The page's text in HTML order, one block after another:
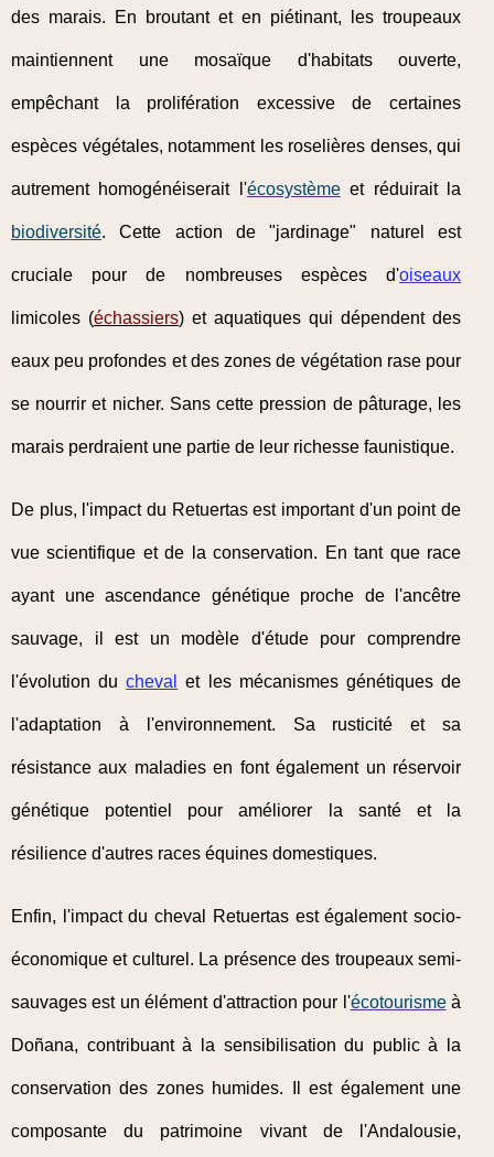
des marais. En broutant et en piétinant, les troupeaux
maintiennent une mosaïque d'habitats ouverte,
empêchant la prolifération excessive de certaines
espèces végétales, notamment les roselières denses, qui
autrement homogénéiserait l'écosystèmeet réduirait la
biodiversité. Cette action de "jardinage" naturel est
cruciale pour de nombreuses espèces d'oiseaux
limicoles (échassiers) et aquatiques qui dépendent des
eaux peu profondes et des zones de végétation rase pour
se nourrir et nicher. Sans cette pression de pâturage, les
marais perdraient une partie de leur richesse faunistique.
De plus, l'impact du Retuertas est important d'un point de
vue scientifique et de la conservation. En tant que race
ayant une ascendance génétique proche de l'ancêtre
sauvage, il est un modèle d'étude pour comprendre
l'évolution ducheval et les mécanismes génétiques de
l'adaptation à l'environnement. Sa rusticité et sa
résistance aux maladies en font également un réservoir
génétique potentiel pour améliorer la santé et la
résilience d'autres races équines domestiques.
Enfin, l'impact du cheval Retuertas est également socio-
économique et culturel. La présence des troupeaux semi-
sauvages est un élément d'attraction pour l'écotourismeà
Doñana, contribuant à la sensibilisation du public à la
conservation des zones humides. Il est également une
composante du patrimoine vivant de l'Andalousie,